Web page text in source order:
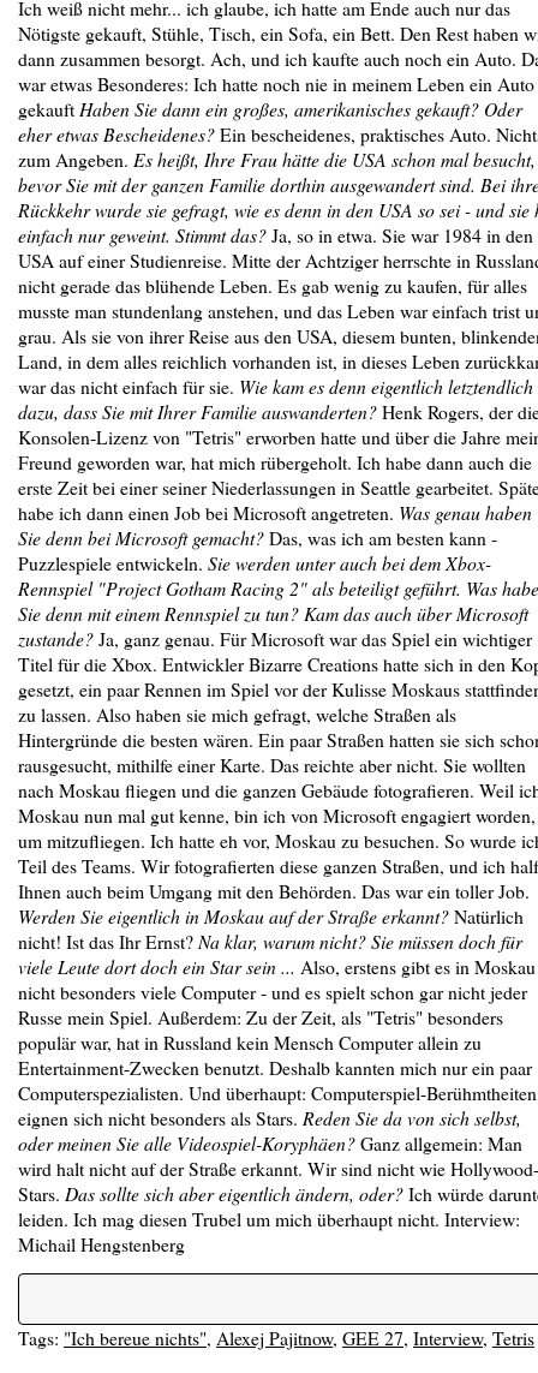
Ich weiß nicht mehr... ich glaube, ich hatte am Ende auch nur das
Nötigste gekauft, Stühle, Tisch, ein Sofa, ein Bett. Den Rest haben
dann zusammen besorgt. Ach, und ich kaufte auch noch ein Auto.
war etwas Besonderes: Ich hatte noch nie in meinem Leben ein Auto
gekauft Haben Sie dann ein großes, amerikanisches gekauft? Oder
eher etwas Bescheidenes?Ein bescheidenes, praktisches Auto.
zum Angeben. Es heißt, Ihre Frau hätte die USA schon mal besucht,
bevor Sie mit der ganzen Familie dorthin ausgewandert sind. Bei
Rückkehr wurde sie gefragt, wie es denn in den USA so sei - und sie
einfach nur geweint. Stimmt das?Ja, so in etwa. Sie war 1984 in den
USA auf einer Studienreise. Mitte der Achtziger herrschte in
nicht gerade das blühende Leben. Es gab wenig zu kaufen, für alles
musste man stundenlang anstehen, und das Leben war einfach trist
grau. Als sie von ihrer Reise aus den USA, diesem bunten,
Land, in dem alles reichlich vorhanden ist, in dieses Leben
war das nicht einfach für sie. Wie kam es denn eigentlich letztendlich
dazu, dass Sie mit Ihrer Familie auswanderten?Henk Rogers, der
Konsolen-Lizenz von "Tetris" erworben hatte und über die Jahre
Freund geworden war, hat mich rübergeholt. Ich habe dann auch die
erste Zeit bei einer seiner Niederlassungen in Seattle gearbeitet.
habe ich dann einen Job bei Microsoft angetreten. Was genau haben
Sie denn bei Microsoft gemacht?Das, was ich am besten kann -
Puzzlespiele entwickeln. Sie werden unter auch bei dem Xbox-
Rennspiel "Project Gotham Racing 2" als beteiligt geführt. Was
Sie denn mit einem Rennspiel zu tun? Kam das auch über Microsoft
zustande?Ja, ganz genau. Für Microsoft war das Spiel ein wichtiger
Titel für die Xbox. Entwickler Bizarre Creations hatte sich in den
gesetzt, ein paar Rennen im Spiel vor der Kulisse Moskaus
zu lassen. Also haben sie mich gefragt, welche Straßen als
Hintergründe die besten wären. Ein paar Straßen hatten sie sich
rausgesucht, mithilfe einer Karte. Das reichte aber nicht. Sie wollten
nach Moskau fliegen und die ganzen Gebäude fotografieren. Weil
Moskau nun mal gut kenne, bin ich von Microsoft engagiert worden,
um mitzufliegen. Ich hatte eh vor, Moskau zu besuchen. So wurde
Teil des Teams. Wir fotografierten diese ganzen Straßen, und ich half
Ihnen auch beim Umgang mit den Behörden. Das war ein toller Job.
Werden Sie eigentlich in Moskau auf der Straße erkannt?Natürlich
nicht! Ist das Ihr Ernst?Na klar, warum nicht? Sie müssen doch für
viele Leute dort doch ein Star sein ... Also, erstens gibt es in Moskau
nicht besonders viele Computer - und es spielt schon gar nicht jeder
Russe mein Spiel. Außerdem: Zu der Zeit, als "Tetris" besonders
populär war, hat in Russland kein Mensch Computer allein zu
Entertainment-Zwecken benutzt. Deshalb kannten mich nur ein paar
Computerspezialisten. Und überhaupt: Computerspiel-Berühmtheiten
eignen sich nicht besonders als Stars. Reden Sie da von sich selbst,
oder meinen Sie alle Videospiel-Koryphäen?Ganz allgemein: Man
wird halt nicht auf der Straße erkannt. Wir sind nicht wie Hollywood-
Stars. Das sollte sich aber eigentlich ändern, oder?Ich würde
leiden. Ich mag diesen Trubel um mich überhaupt nicht. Interview:
Michail Hengstenberg
Tags: "Ich bereue nichts", Alexej Pajitnow, GEE 27, Interview, Tetris